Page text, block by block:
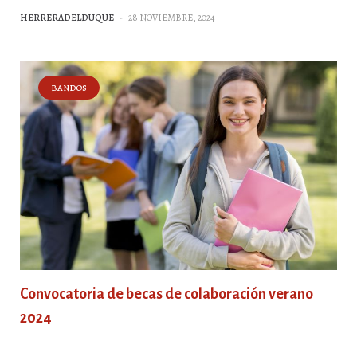
HERRERADELDUQUE - 28 NOVIEMBRE, 2024
BANDOS
Convocatoria de becas de colaboración verano
2024